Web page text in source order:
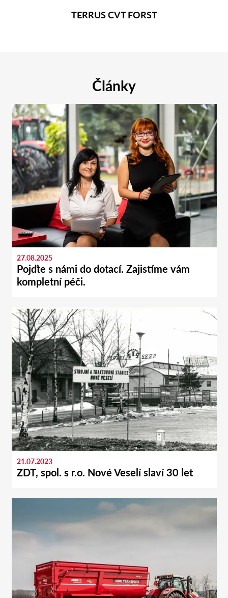
TERRUS CVT FORST
Články
27.08.2025
Pojďte s námi do dotací. Zajistíme vám
kompletní péči.
21.07.2023
ZDT, spol. s r.o. Nové Veselí slaví 30 let